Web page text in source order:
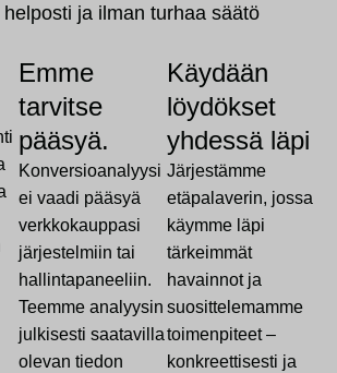
ja ilman turhaa säätö
Emme
tarvitse
pääsyä.
Konversioanalyysi
ei vaadi pääsyä
verkkokauppasi
järjestelmiin tai
hallintapaneeliin.
Teemme analyysin
julkisesti saatavilla
olevan tiedon
Käydään
löydökset
yhdessä läpi
Järjestämme
etäpalaverin, jossa
käymme läpi
tärkeimmät
havainnot ja
suosittelemamme
toimenpiteet –
konkreettisesti ja